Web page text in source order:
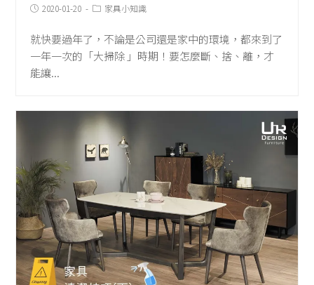
Post2020-01-20
Post家具小知識
就快要過年了，不論是公司還是家中的環境，都來到了
一年一次的「大掃除 」時期！要怎麼斷、捨、離，才
能讓...